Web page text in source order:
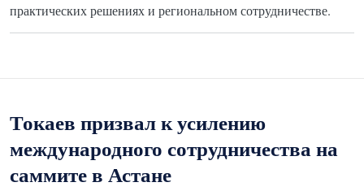
практических решениях и региональном сотрудничестве.
Токаев призвал к усилению
международного сотрудничества на
саммите в Астане